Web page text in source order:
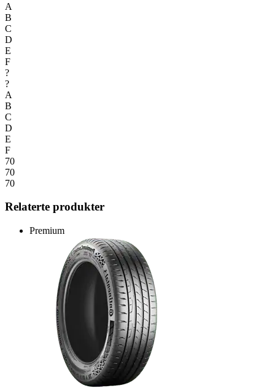
A
B
C
D
E
F
?
?
A
B
C
D
E
F
70
70
70
Relaterte produkter
Premium